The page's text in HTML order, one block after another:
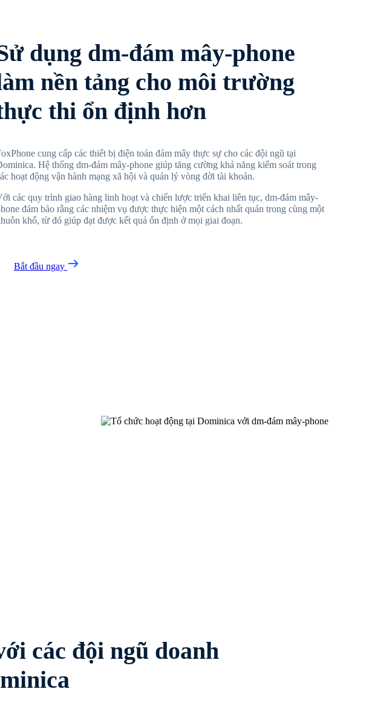
dụng dm-đám mây-phone
nền tảng cho môi trường
thi ổn định hơn
cung cấp các thiết bị điện toán đám mây thực sự cho các đội ngũ tại
Hệ thống dm-đám mây-phone giúp tăng cường khả năng kiểm soát trong
hoạt động vận hành mạng xã hội và quản lý vòng đời tài khoản.
các quy trình giao hàng linh hoạt và chiến lược triển khai liên tục, dm-đám mây-
đảm bảo rằng các nhiệm vụ được thực hiện một cách nhất quán trong cùng một
khổ, từ đó giúp đạt được kết quả ổn định ở mọi giai đoạn.
Bắt đầu ngay
các đội ngũ doanh